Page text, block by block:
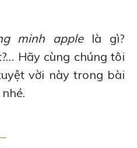
minh applelà gì?
Hãy cùng chúng tôi
vời này trong bài